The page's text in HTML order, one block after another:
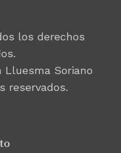
los derechos
Lluesma Soriano
reservados.